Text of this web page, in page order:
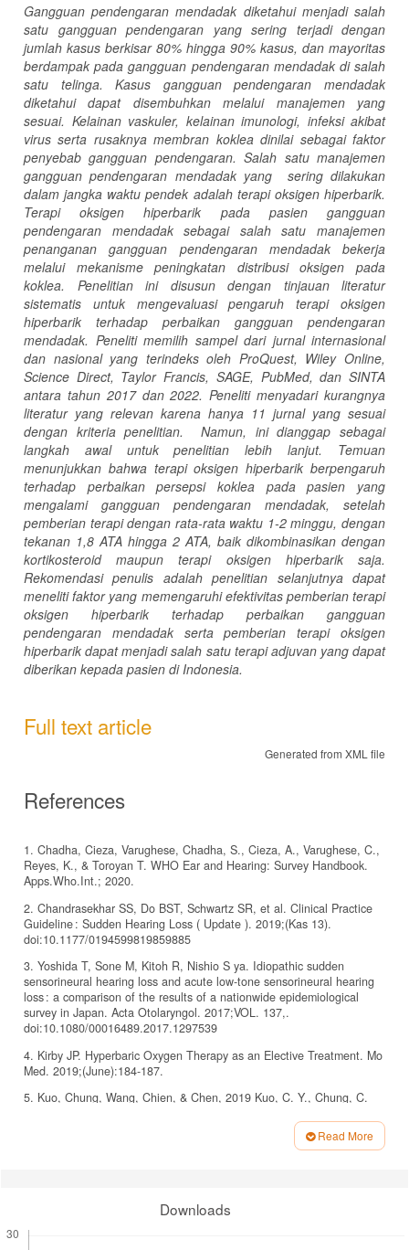
Gangguan pendengaran mendadak diketahui menjadi salah
satu gangguan pendengaran yang sering terjadi dengan
jumlah kasus berkisar 80% hingga 90% kasus, dan mayoritas
berdampak pada gangguan pendengaran mendadak di salah
satu telinga. Kasus gangguan pendengaran mendadak
diketahui dapat disembuhkan melalui manajemen yang
sesuai. Kelainan vaskuler, kelainan imunologi, infeksi akibat
virus serta rusaknya membran koklea dinilai sebagai faktor
penyebab gangguan pendengaran. Salah satu manajemen
gangguan pendengaran mendadak yang sering dilakukan
dalam jangka waktu pendek adalah terapi oksigen hiperbarik.
Terapi oksigen hiperbarik pada pasien gangguan
pendengaran mendadak sebagai salah satu manajemen
penanganan gangguan pendengaran mendadak bekerja
melalui mekanisme peningkatan distribusi oksigen pada
koklea. Penelitian ini disusun dengan tinjauan literatur
sistematis untuk mengevaluasi pengaruh terapi oksigen
hiperbarik terhadap perbaikan gangguan pendengaran
mendadak. Peneliti memilih sampel dari jurnal internasional
dan nasional yang terindeks oleh ProQuest, Wiley Online,
Science Direct, Taylor Francis, SAGE, PubMed, dan SINTA
antara tahun 2017 dan 2022. Peneliti menyadari kurangnya
literatur yang relevan karena hanya 11 jurnal yang sesuai
dengan kriteria penelitian. Namun, ini dianggap sebagai
langkah awal untuk penelitian lebih lanjut. Temuan
menunjukkan bahwa terapi oksigen hiperbarik berpengaruh
terhadap perbaikan persepsi koklea pada pasien yang
mengalami gangguan pendengaran mendadak, setelah
pemberian terapi dengan rata-rata waktu 1-2 minggu, dengan
tekanan 1,8 ATA hingga 2 ATA, baik dikombinasikan dengan
kortikosteroid maupun terapi oksigen hiperbarik saja.
Rekomendasi penulis adalah penelitian selanjutnya dapat
meneliti faktor yang memengaruhi efektivitas pemberian terapi
oksigen hiperbarik terhadap perbaikan gangguan
pendengaran mendadak serta pemberian terapi oksigen
hiperbarik dapat menjadi salah satu terapi adjuvan yang dapat
diberikan kepada pasien di Indonesia.
Full text article
Generated from XML file
References
1. Chadha, Cieza, Varughese, Chadha, S., Cieza, A., Varughese, C.,
Reyes, K., & Toroyan T. WHO Ear and Hearing: Survey Handbook.
Apps.Who.Int.; 2020.
2. Chandrasekhar SS, Do BST, Schwartz SR, et al. Clinical Practice
Guideline : Sudden Hearing Loss ( Update ). 2019;(Kas 13).
doi:10.1177/0194599819859885
3. Yoshida T, Sone M, Kitoh R, Nishio S ya. Idiopathic sudden
sensorineural hearing loss and acute low-tone sensorineural hearing
loss : a comparison of the results of a nationwide epidemiological
survey in Japan. Acta Otolaryngol. 2017;VOL. 137,.
doi:10.1080/00016489.2017.1297539
4. Kirby JP. Hyperbaric Oxygen Therapy as an Elective Treatment. Mo
Med. 2019;(June):184-187.
5. Kuo, Chung, Wang, Chien, & Chen, 2019 Kuo, C. Y., Chung, C.
Hospitalised Patients with Sudden Sensorineural Hearing Loss: A 14-
Year Nationwide Population-based Study. Int J Audiol.
Int Med Res 2019,. 2019;. 47(7). doi:10.1177/0300060519847860
7. Xie W, Dai Q, Liu J, Liu Y, Hellström S, Duan M. Analysis of
Read More
Downloads